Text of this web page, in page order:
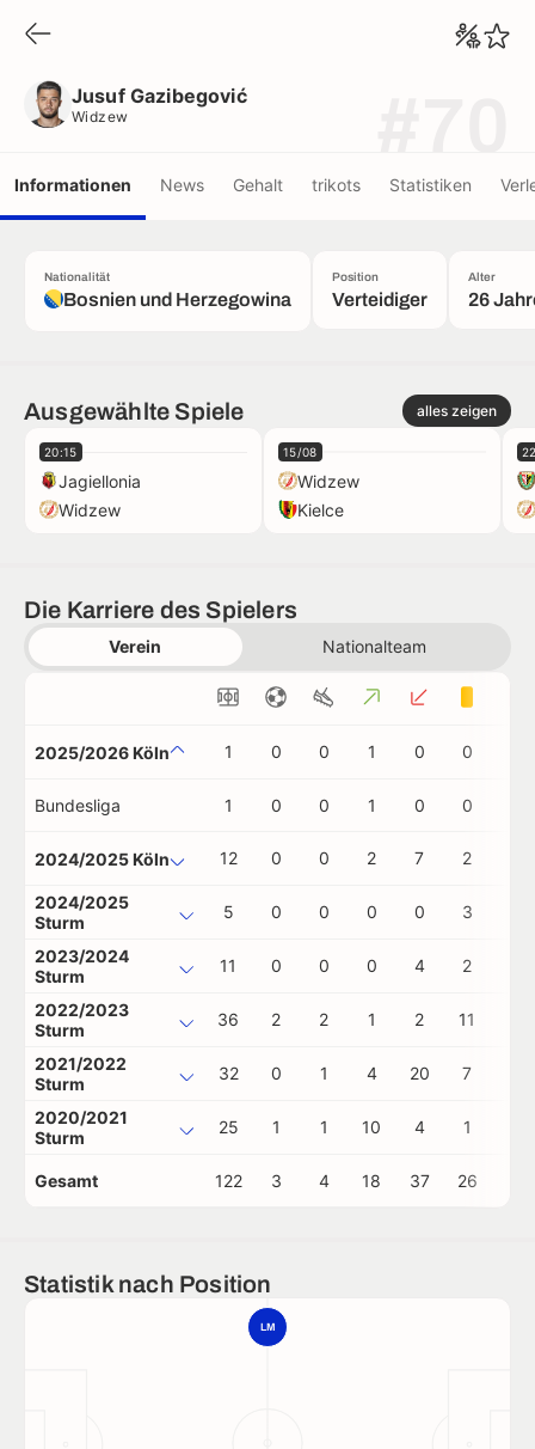
Jusuf Gazibegović
Widzew
Informationen News Gehalt trikots Statistiken
Nationalität
Bosnien und Herzegowina
Position
Verteidiger
Alter
26
Ausgewählte Spiele alles zeigen
20:15
Jagiellonia
Widzew
15/08
Widzew
Kielce
Die Karriere des Spielers
Verein Nationalteam
2025/2026 Köln 1 0 0 1 0 0
Bundesliga 1 0 0 1 0 0
2024/2025 Köln 12 0 0 2 7 2
2024/2025
Sturm
5 0 0 0 0 3
2023/2024
Sturm
11 0 0 0 4 2
2022/2023
Sturm
36 2 2 1 2 11
2021/2022
Sturm
32 0 1 4 20 7
2020/2021
Sturm
25 1 1 10 4 1
Gesamt 122 3 4 18 37 26
Statistik nach Position
LM